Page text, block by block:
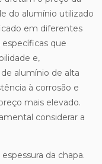
do alumínio utilizado
em diferentes
específicas que
e,
alumínio de alta
à corrosão e
mais elevado.
considerar a
da chapa.